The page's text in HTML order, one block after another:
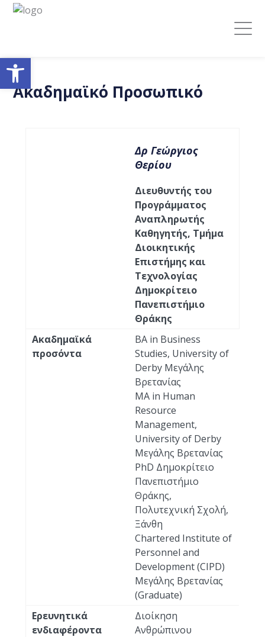
Ανοίξτε τη γραμμή εργαλείων
Ακαδημαϊκό Προσωπικό
Δρ Γεώργιος
Θερίου
Διευθυντής του
Προγράμματος
Αναπληρωτής
Καθηγητής, Τμήμα
Διοικητικής
Επιστήμης και
Τεχνολογίας
Δημοκρίτειο
Πανεπιστήμιο
Θράκης
Ακαδημαϊκά
προσόντα
BA in Business
Studies, University of
Derby Μεγάλης
Βρετανίας
MA in Human
Resource
Management,
University of Derby
Μεγάλης Βρετανίας
PhD Δημοκρίτειο
Πανεπιστήμιο
Θράκης,
Πολυτεχνική Σχολή,
Ξάνθη
Chartered Institute of
Personnel and
Development (CIPD)
Μεγάλης Βρετανίας
(Graduate)
Ερευνητικά
ενδιαφέροντα
Διοίκηση
Ανθρώπινου